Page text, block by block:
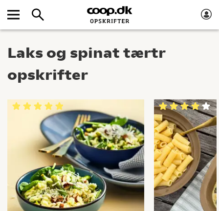
Laks og spinat tærtr
opskrifter